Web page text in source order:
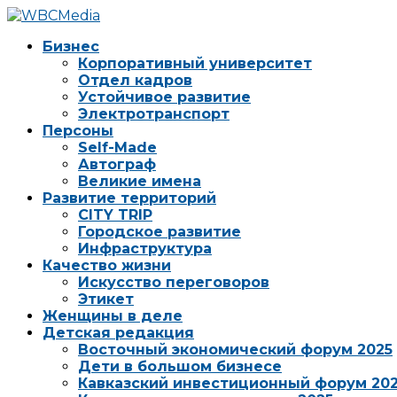
Бизнес
Корпоративный университет
Отдел кадров
Устойчивое развитие
Электротранспорт
Персоны
Self-Made
Автограф
Великие имена
Развитие территорий
CITY TRIP
Городское развитие
Инфраструктура
Качество жизни
Искусство переговоров
Этикет
Женщины в деле
Детская редакция
Восточный экономический форум 2025
Дети в большом бизнесе
Кавказский инвестиционный форум